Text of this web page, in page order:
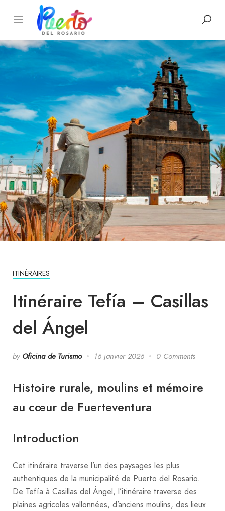
ITINÉRAIRES
Itinéraire Tefía – Casillas
del Ángel
by Oficina de Turismo 16 janvier 2026 0 Comments
Histoire rurale, moulins et mémoire
au cœur de Fuerteventura
Introduction
Cet itinéraire traverse l’un des paysages les plus
authentiques de la municipalité de Puerto del Rosario.
De Tefía à Casillas del Ángel, l’itinéraire traverse des
plaines agricoles vallonnées, d’anciens moulins, des lieux